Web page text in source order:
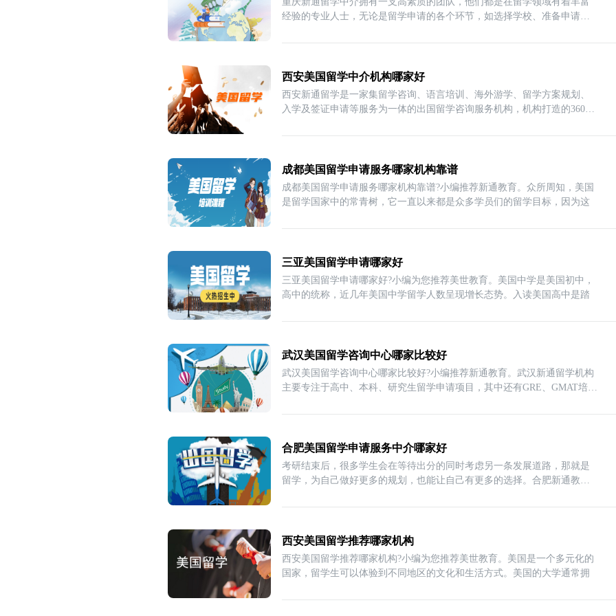
经验的专业人士，无论是留学申请的各个环节，如选择学校、准备申请材
西安美国留学中介机构哪家好
西安新通留学是一家集留学咨询、语言培训、海外游学、留学方案规划、
入学及签证申请等服务为一体的出国留学咨询服务机构，机构打造的360&d
成都美国留学申请服务哪家机构靠谱
成都美国留学申请服务哪家机构靠谱?小编推荐新通教育。众所周知，美国
是留学国家中的常青树，它一直以来都是众多学员们的留学目标，因为这
三亚美国留学申请哪家好
三亚美国留学申请哪家好?小编为您推荐美世教育。美国中学是美国初中，
高中的统称，近几年美国中学留学人数呈现增长态势。入读美国高中是踏
武汉美国留学咨询中心哪家比较好
武汉美国留学咨询中心哪家比较好?小编推荐新通教育。武汉新通留学机构
主要专注于高中、本科、研究生留学申请项目，其中还有GRE、GMAT培
合肥美国留学申请服务中介哪家好
考研结束后，很多学生会在等待出分的同时考虑另一条发展道路，那就是
留学，为自己做好更多的规划，也能让自己有更多的选择。合肥新通教育
西安美国留学推荐哪家机构
西安美国留学推荐哪家机构?小编为您推荐美世教育。美国是一个多元化的
国家，留学生可以体验到不同地区的文化和生活方式。美国的大学通常拥